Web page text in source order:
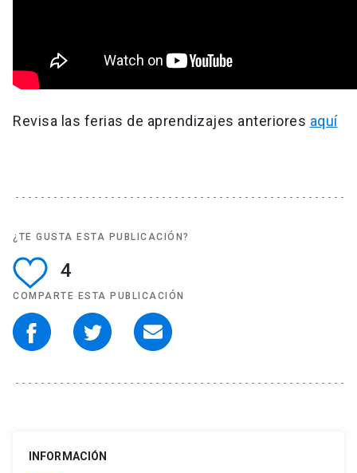
Revisa las ferias de aprendizajes anteriores aquí
¿TE GUSTA ESTA PUBLICACIÓN?
4
COMPARTE ESTA PUBLICACIÓN
INFORMACIÓN